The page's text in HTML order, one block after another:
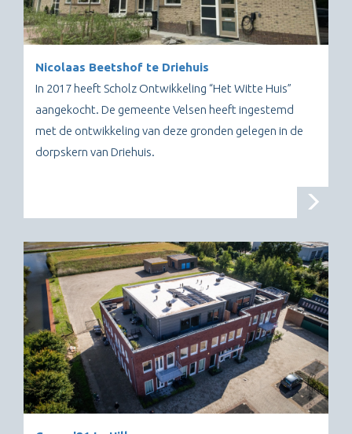
Nicolaas Beetshof te Driehuis
In 2017 heeft Scholz Ontwikkeling “Het Witte Huis”
aangekocht. De gemeente Velsen heeft ingestemd
met de ontwikkeling van deze gronden gelegen in de
dorpskern van Driehuis.